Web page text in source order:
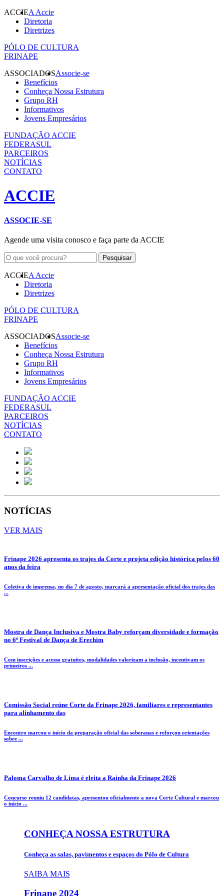
ACCIEA Accie
Diretoria
Diretrizes
PÓLO DE CULTURA
FRINAPE
ASSOCIADOSAssocie-se
Benefícios
Conheça Nossa Estrutura
Grupo RH
Informativos
Jovens Empresários
FUNDAÇÃO ACCIE
FEDERASUL
PARCEIROS
NOTÍCIAS
CONTATO
ACCIE
ASSOCIE-SE
Agende uma visita conosco e faça parte da ACCIE
ACCIEA Accie
Diretoria
Diretrizes
PÓLO DE CULTURA
FRINAPE
ASSOCIADOSAssocie-se
Benefícios
Conheça Nossa Estrutura
Grupo RH
Informativos
Jovens Empresários
FUNDAÇÃO ACCIE
FEDERASUL
PARCEIROS
NOTÍCIAS
CONTATO
NOTÍCIAS
VER MAIS
Frinape 2026 apresenta os trajes da Corte e projeta edição histórica pelos 60
anos da feira
Coletiva de imprensa, no dia 7 de agosto, marcará a apresentação oficial dos trajes das
...
Mostra de Dança Inclusiva e Mostra Baby reforçam diversidade e formação
no 6º Festival de Dança de Erechim
Com inscrições e acesso gratuitos, modalidades valorizam a inclusão, incentivam os
primeiros ...
Comissão Social reúne Corte da Frinape 2026, familiares e representantes
para alinhamento das
Encontro marcou o início da preparação oficial das soberanas e reforçou orientações
sobre ...
Paloma Carvalho de Lima é eleita a Rainha da Frinape 2026
Concurso reuniu 12 candidatas, apresentou oficialmente a nova Corte Cultural e marcou
o início ...
CONHEÇA NOSSA ESTRUTURA
Conheça as salas, pavimentos e espaços do Pólo de Cultura
SAIBA MAIS
Frinape 2024